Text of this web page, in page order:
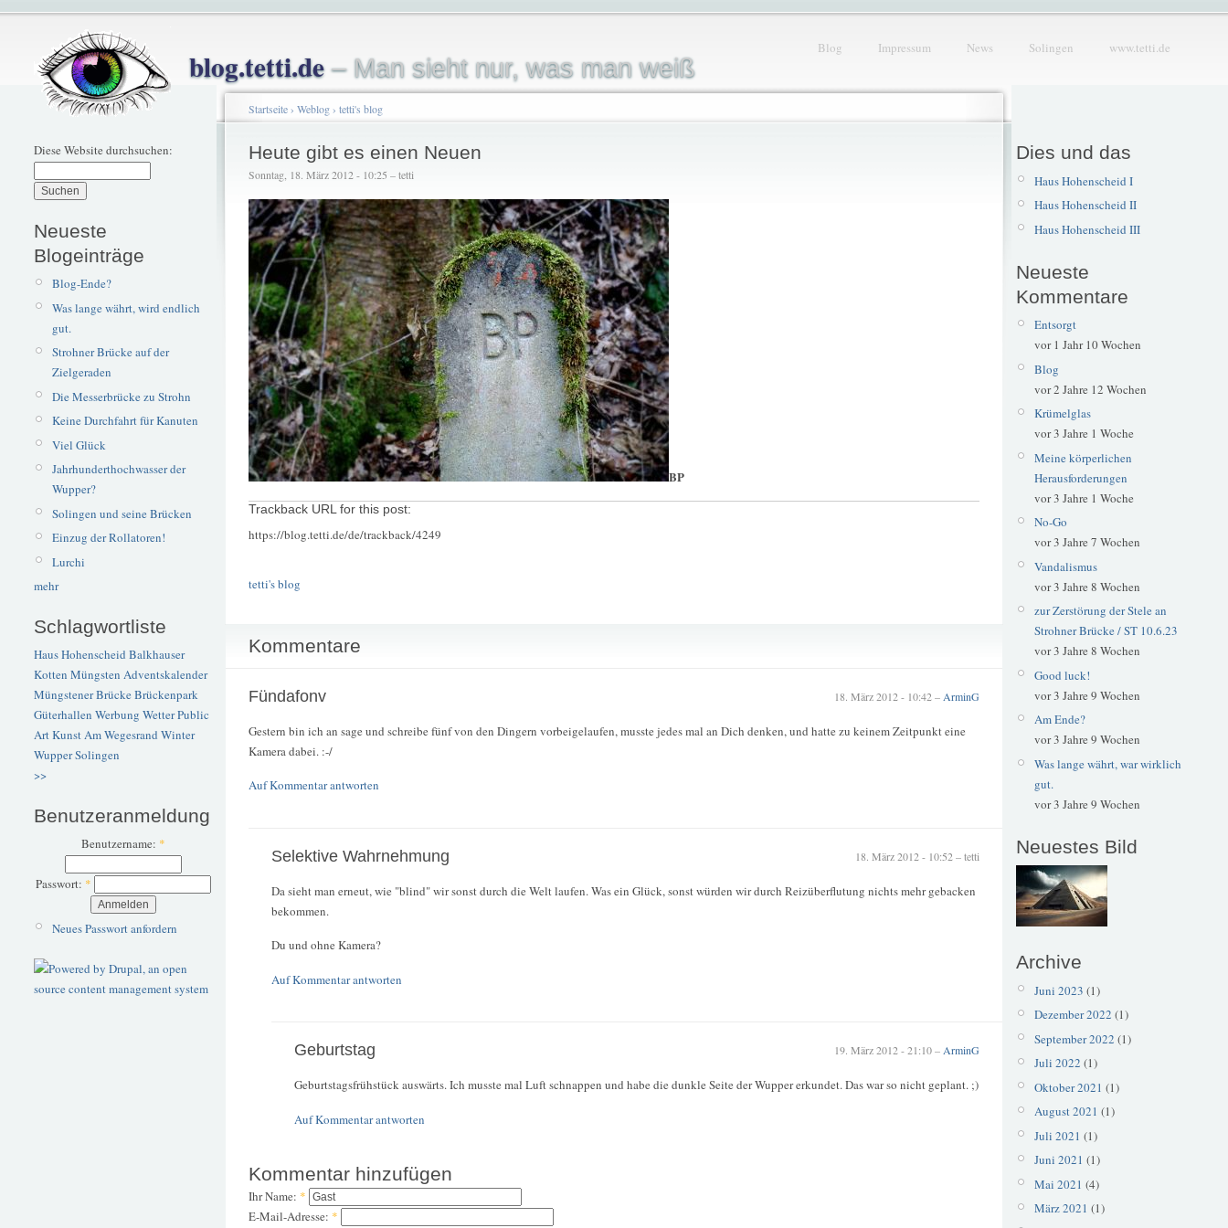
blog.tetti.de– Man sieht nur, was man weiß
Blog Impressum News Solingen www.tetti.de
Diese Website durchsuchen:
Neueste
Blogeinträge
Blog-Ende?
Was lange währt, wird endlich
gut.
Strohner Brücke auf der
Zielgeraden
Die Messerbrücke zu Strohn
Keine Durchfahrt für Kanuten
Viel Glück
Jahrhunderthochwasser der
Wupper?
Solingen und seine Brücken
Einzug der Rollatoren!
Lurchi
mehr
Schlagwortliste
Haus Hohenscheid Balkhauser
Kotten Müngsten Adventskalender
Müngstener BrückeBrückenpark
Güterhallen Werbung WetterPublic
ArtKunstAm Wegesrand Winter
WupperSolingen
>>
Benutzeranmeldung
Benutzername: *
Passwort: *
Neues Passwort anfordern
Startseite› Weblog› tetti's blog
Heute gibt es einen Neuen
Sonntag, 18. März 2012 - 10:25 – tetti
BP
Trackback URL for this post:
https://blog.tetti.de/de/trackback/4249
tetti's blog
Kommentare
18. März 2012 - 10:42 –ArminG
Fündafonv
Gestern bin ich an sage und schreibe fünf von den Dingern vorbeigelaufen, musste jedes mal an Dich denken, und hatte zu keinem Zeitpunkt eine
Kamera dabei. :-/
Auf Kommentar antworten
18. März 2012 - 10:52 – tetti
Selektive Wahrnehmung
Da sieht man erneut, wie "blind" wir sonst durch die Welt laufen. Was ein Glück, sonst würden wir durch Reizüberflutung nichts mehr gebacken
bekommen.
Du und ohne Kamera?
Auf Kommentar antworten
19. März 2012 - 21:10 –ArminG
Geburtstag
Geburtstagsfrühstück auswärts. Ich musste mal Luft schnappen und habe die dunkle Seite der Wupper erkundet. Das war so nicht geplant. ;)
Auf Kommentar antworten
Kommentar hinzufügen
Ihr Name: *
E-Mail-Adresse: *
Dies und das
Haus Hohenscheid I
Haus Hohenscheid II
Haus Hohenscheid III
Neueste
Kommentare
Entsorgt
vor 1 Jahr 10 Wochen
Blog
vor 2 Jahre 12 Wochen
Krümelglas
vor 3 Jahre 1 Woche
Meine körperlichen
Herausforderungen
vor 3 Jahre 1 Woche
No-Go
vor 3 Jahre 7 Wochen
Vandalismus
vor 3 Jahre 8 Wochen
zur Zerstörung der Stele an
Strohner Brücke / ST 10.6.23
vor 3 Jahre 8 Wochen
Good luck!
vor 3 Jahre 9 Wochen
Am Ende?
vor 3 Jahre 9 Wochen
Was lange währt, war wirklich
gut.
vor 3 Jahre 9 Wochen
Neuestes Bild
Archive
Juni 2023 (1)
Dezember 2022 (1)
September 2022 (1)
Juli 2022 (1)
Oktober 2021 (1)
August 2021 (1)
Juli 2021 (1)
Juni 2021 (1)
Mai 2021 (4)
März 2021 (1)